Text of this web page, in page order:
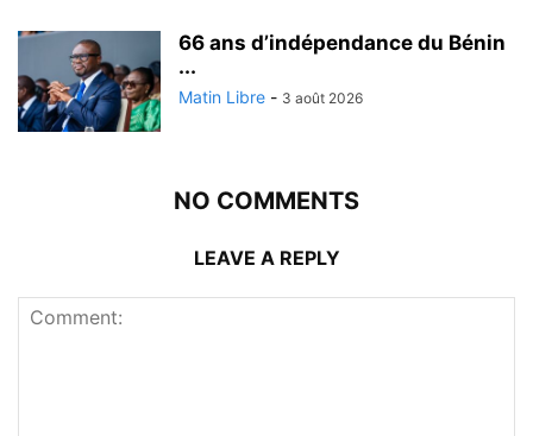
66 ans d’indépendance du Bénin
...
Matin Libre - 3 août 2026
NO COMMENTS
LEAVE A REPLY